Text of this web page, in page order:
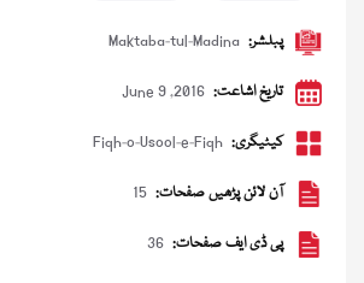
پبلشر: Maktaba-tul-Madina
تاریخ اشاعت: June 9 ,2016
کیٹیگری: Fiqh-o-Usool-e-Fiqh
آن لائن پڑھیں صفحات: 15
پی ڈی ایف صفحات: 36